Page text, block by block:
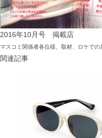
2016年10月号 掲載店
マスコミ関係者各位様、取材、ロケでの
関連記事